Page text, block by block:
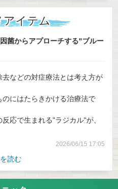
アイテム
菌からアプローチする"ブルー
などの対症療法とは考え方が
にはたらきかける治療法で
応で生まれる"ラジカル"が、
2026/06/15 17:05
読む